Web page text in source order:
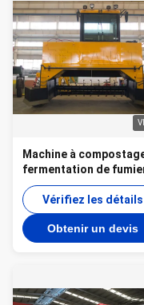
Machine à
fermentation de
organique de type
pour décomposition
aérobie en tas au sol
Vérifiez les détails
Obtenir un devis